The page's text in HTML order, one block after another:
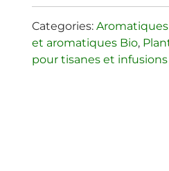
Categories:
et aromatiques Bio,
pour tisanes et